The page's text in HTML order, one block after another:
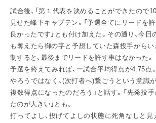
試合後、「第１代表を決めることができたので
見せた峰下キャプテン。「予選全てにリードを
良かったです」とも付け加えた。その通り、今日
も奪えたら御の字と予想していた森投手から
制すると、最後までリードを許す事はなかった。
予選を終えてみれば、一試合平均得点が4.75点
やろうではなく、(次打者へ)繋ごうという意識
複数得点になったのだろう」と話す。「先発投
たのが大きい」とも。
打ってよし、投げてよしの状態に死角なしと見